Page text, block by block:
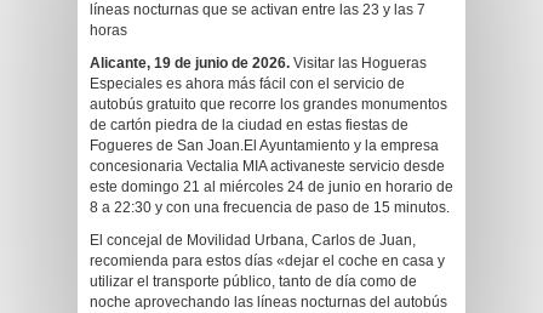
líneas nocturnas que se activan entre las 23 y las 7
horas
Alicante, 19 de junio de 2026. Visitar las Hogueras
Especiales es ahora más fácil con el servicio de
autobús gratuito que recorre los grandes monumentos
de cartón piedra de la ciudad en estas fiestas de
Fogueres de San Joan.El Ayuntamiento y la empresa
concesionaria Vectalia MIA activaneste servicio desde
este domingo 21 al miércoles 24 de junio en horario de
8 a 22:30 y con una frecuencia de paso de 15 minutos.
El concejal de Movilidad Urbana, Carlos de Juan,
recomienda para estos días «dejar el coche en casa y
utilizar el transporte público, tanto de día como de
noche aprovechando las líneas nocturnas del autobús